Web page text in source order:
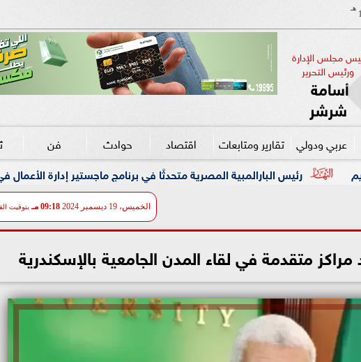
هـ
مجلس الإدارة
ورئيس التحرير
أسامة
شرشر
عربي ودولي تقارير ومتابعات اقتصاد حوادث فن
المصرية متحدثًا في برنامج ماجستير إدارة الأعمال في إدارة الرياضة
الخميس، 19 ديسمبر 2024 09:18 مـ بتوقيت
متقدمة في لقاء المدن الجامعية بالإسكندرية